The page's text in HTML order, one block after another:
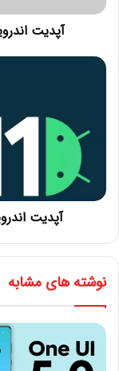
آپدیت اندروید 11 برای گلکسی ای 50
آپدیت اندروید 11 برای پوکو ایکس 3
نوشته های مشابه